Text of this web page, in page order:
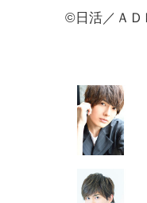
©日活／ＡＤ